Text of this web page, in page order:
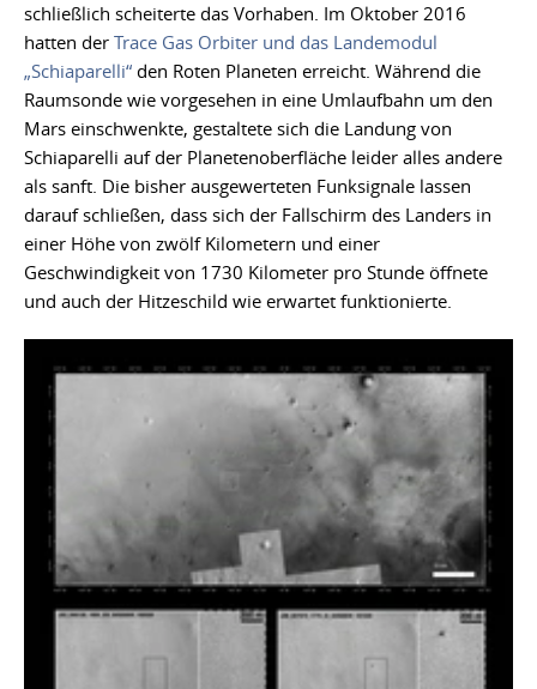
schließlich scheiterte das Vorhaben. Im Oktober 2016
hatten der Trace Gas Orbiter und das Landemodul
„Schiaparelli“ den Roten Planeten erreicht. Während die
Raumsonde wie vorgesehen in eine Umlaufbahn um den
Mars einschwenkte, gestaltete sich die Landung von
Schiaparelli auf der Planetenoberfläche leider alles andere
als sanft. Die bisher ausgewerteten Funksignale lassen
darauf schließen, dass sich der Fallschirm des Landers in
einer Höhe von zwölf Kilometern und einer
Geschwindigkeit von 1730 Kilometer pro Stunde öffnete
und auch der Hitzeschild wie erwartet funktionierte.